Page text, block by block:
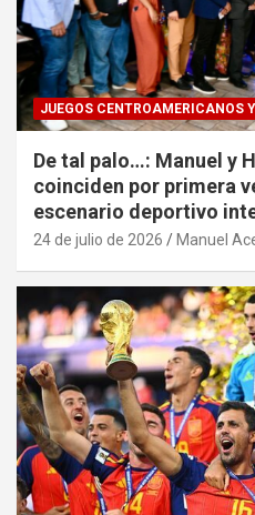
JUEGOS CENTROAMERICANOS
De tal palo…: Manuel y
coinciden por primera
escenario deportivo
24 de julio de 2026 Manuel